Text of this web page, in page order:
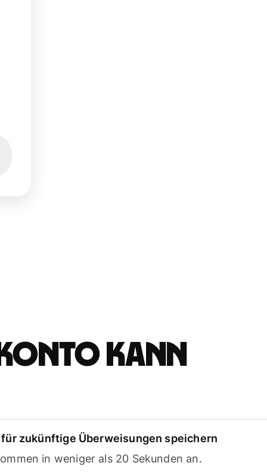
Konto kann
zukünftige Überweisungen speichern
in weniger als 20 Sekunden an.